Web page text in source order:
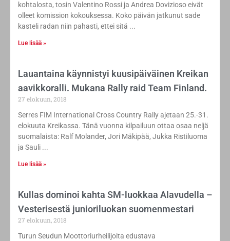
kohtalosta, tosin Valentino Rossi ja Andrea Dovizioso eivät
olleet komission kokouksessa. Koko päivän jatkunut sade
kasteli radan niin pahasti, ettei sitä
Lue lisää »
Lauantaina käynnistyi kuusipäiväinen Kreikan
aavikkoralli. Mukana Rally raid Team Finland.
27 elokuun, 2018
Serres FIM International Cross Country Rally ajetaan 25.-31.
elokuuta Kreikassa. Tänä vuonna kilpailuun ottaa osaa neljä
suomalaista: Ralf Molander, Jori Mäkipää, Jukka Ristiluoma
ja Sauli
Lue lisää »
Kullas dominoi kahta SM-luokkaa Alavudella –
Vesterisestä junioriluokan suomenmestari
27 elokuun, 2018
Turun Seudun Moottoriurheilijoita edustava